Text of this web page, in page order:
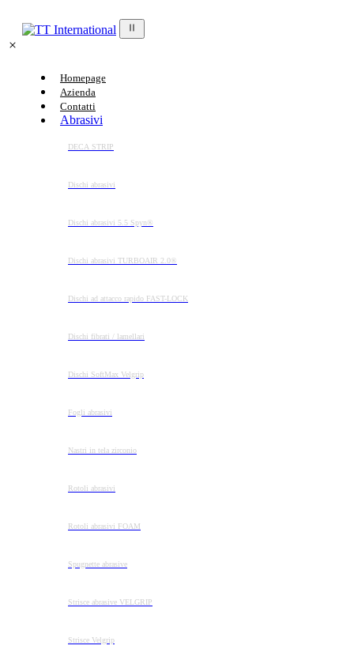
Homepage
Azienda
Contatti
Abrasivi
DECA STRIP
Dischi abrasivi
Dischi abrasivi 5.5 Spyn®
Dischi abrasivi TURBOAIR 2.0®
Dischi ad attacco rapido FAST-LOCK
Dischi fibrati / lamellari
Dischi SoftMax Velgrip
Fogli abrasivi
Nastri in tela zirconio
Rotoli abrasivi
Rotoli abrasivi FOAM
Spugnette abrasive
Strisce abrasive VELGRIP
Strisce Velgrip